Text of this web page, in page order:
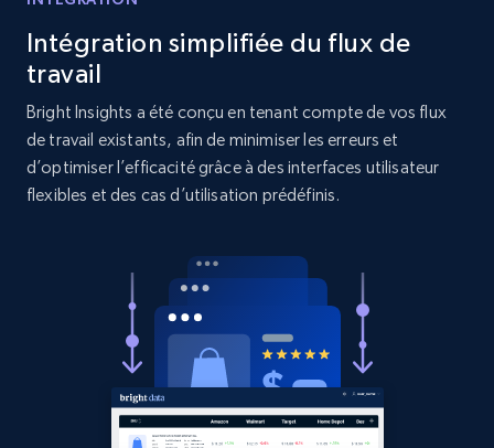
price, and more.
Amazon products search
price, Currency, Sold, and more.
181+
Intégration simplifiée du flux de
travail
Bright Insights a été conçu en tenant compte de vos flux
de travail existants, afin de minimiser les erreurs et
d’optimiser l’efficacité grâce à des interfaces utilisateur
flexibles et des cas d’utilisation prédéfinis.